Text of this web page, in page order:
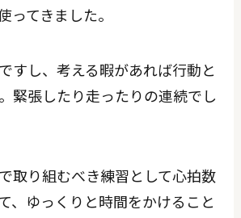
ってきました。
すし、考える暇があれば行動と
緊張したり走ったりの連続でし
取り組むべき練習として心拍数
、ゆっくりと時間をかけること